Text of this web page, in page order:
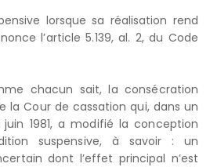
lorsque sa réalisation rend
l’article 5.139, al. 2, du Code
chacun sait, la consécration
la Cour de cassation qui, dans un
1981, a modifié la conception
suspensive, à savoir : un
dont l’effet principal n’est